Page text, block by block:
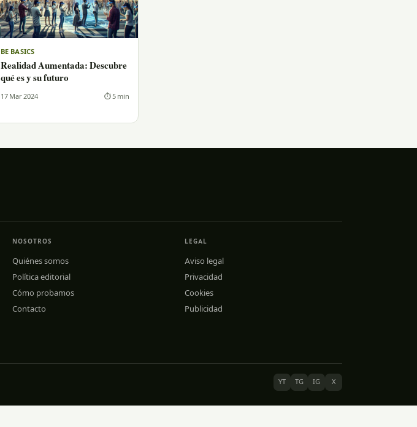
BE BASICS
Realidad Aumentada: Descubre
qué es y su futuro
17 Mar 2024 ⏱ 5 min
NOSOTROS
Quiénes somos
Política editorial
Cómo probamos
Contacto
LEGAL
Aviso legal
Privacidad
Cookies
Publicidad
YT TG IG X